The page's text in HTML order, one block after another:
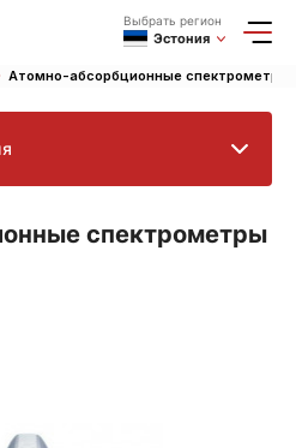
Выбрать регион
Эстония
Атомно-абсорбционные спектрометры
спектрометры